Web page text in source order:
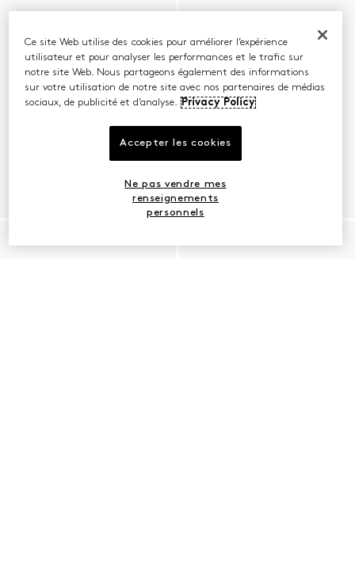
Ce site Web utilise des cookies pour améliorer l’expérience
utilisateur et pour analyser les performances et le trafic sur
notre site Web. Nous partageons également des informations
sur votre utilisation de notre site avec nos partenaires de médias
sociaux, de publicité et d’analyse. Privacy Policy
Accepter les cookies
Ne pas vendre mes
renseignements
personnels